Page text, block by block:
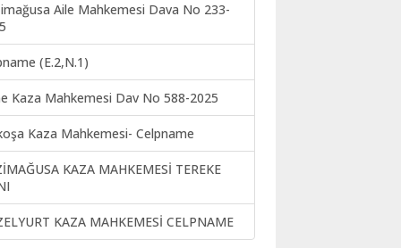
Aile Mahkemesi Dava No 233-
(E.2,N.1)
Kaza Mahkemesi Dav No 588-2025
Kaza Mahkemesi- Celpname
KAZA MAHKEMESİ TEREKE
KAZA MAHKEMESİ CELPNAME